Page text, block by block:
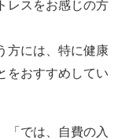
レスをお感じの方
方には、特に健康
をおすすめしてい
「では、自費の入